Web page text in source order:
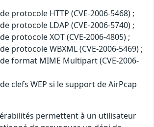
protocole HTTP (CVE-2006-5468) ;
protocole LDAP (CVE-2006-5740) ;
protocole XOT (CVE-2006-4805) ;
protocole WBXML (CVE-2006-5469) ;
format MIME Multipart (CVE-2006-
clefs WEP si le support de AirPcap
permettent à un utilisateur